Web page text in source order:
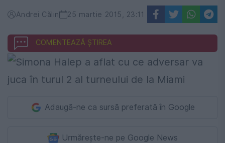
Andrei Călin 25 martie 2015, 23:11
COMENTEAZĂ ȘTIREA
Adaugă-ne ca sursă preferată în Google
Urmărește-ne pe Google News